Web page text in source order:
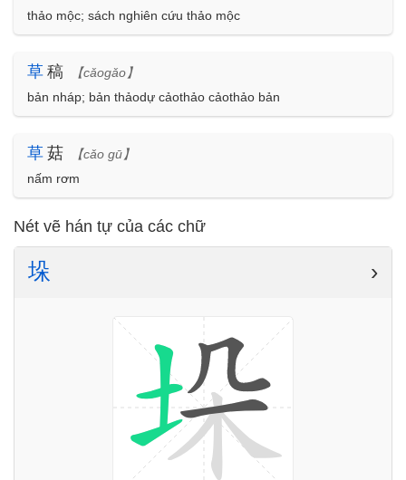
thảo mộc; sách nghiên cứu thảo mộc
草 稿
【cǎogǎo】
bản nháp; bản thảodự cảothảo cảothảo bản
草 菇
【cǎo gū】
nấm rơm
Nét vẽ hán tự của các chữ
垛 ›